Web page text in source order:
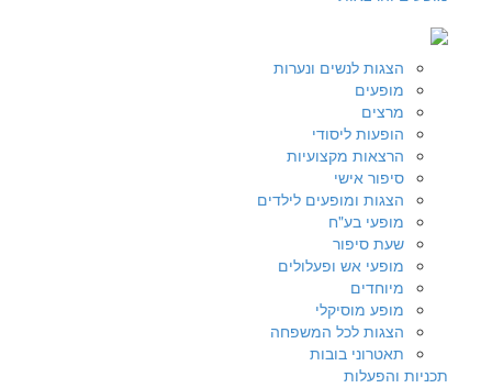
הצגות לנשים ונערות
מופעים
מרצים
הופעות ליסודי
הרצאות מקצועיות
סיפור אישי
הצגות ומופעים לילדים
מופעי בע"ח
שעת סיפור
מופעי אש ופעלולים
מיוחדים
מופע מוסיקלי
הצגות לכל המשפחה
תאטרוני בובות
תכניות והפעלות